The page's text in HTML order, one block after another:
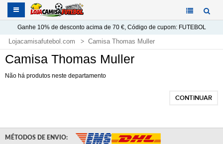
Ganhe 10%de desconto acima de 70 €, Código de cupom: FUTEBOL
Lojacamisafutebol.com Camisa Thomas Muller
Camisa Thomas Muller
Não há produtos neste departamento
CONTINUAR
MÉTODOS DE ENVIO: